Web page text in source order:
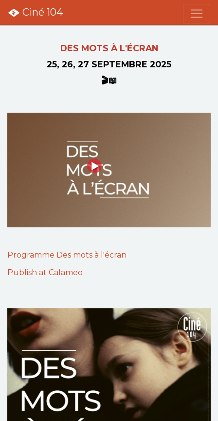
Ciné 104
DES MOTS À L'ÉCRAN
25, 26, 27 SEPTEMBRE 2025
🎬📖
Programme Des mots à l'écran
Publish at Calameo